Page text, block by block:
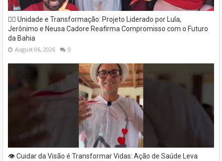
✊🏽 Unidade e Transformação: Projeto Liderado por Lula,
Jerônimo e Neusa Cadore Reafirma Compromisso com o Futuro
da Bahia
August 06, 2026 0
👁️ Cuidar da Visão é Transformar Vidas: Ação de Saúde Leva